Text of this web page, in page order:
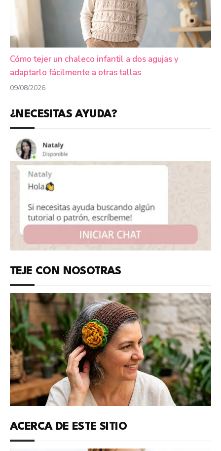
Cómo tejer un chaleco infantil a dos agujas y
adaptarlo fácilmente a otras tallas
09/08/2026
¿NECESITAS AYUDA?
TEJE CON NOSOTRAS
ACERCA DE ESTE SITIO